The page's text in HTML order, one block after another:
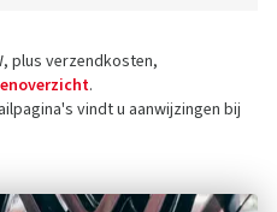
plus verzendkosten,
.
vindt u aanwijzingen bij